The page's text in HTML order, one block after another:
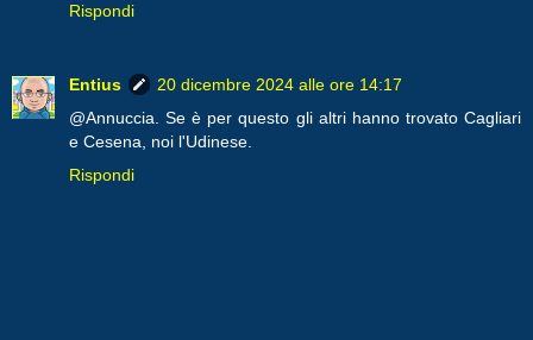
Rispondi
Entius
20 dicembre 2024 alle ore 14:17
@Annuccia. Se è per questo gli altri hanno trovato Cagliari
e Cesena, noi l'Udinese.
Rispondi